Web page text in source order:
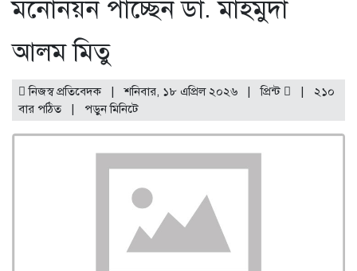
মনোনয়ন পাচ্ছেন ডা. মাহমুদা
আলম মিতু
নিজস্ব প্রতিবেদক | শনিবার, ১৮ এপ্রিল ২০২৬ |প্রিন্ট | ২১০
বার পঠিত
| পড়ুনমিনিটে